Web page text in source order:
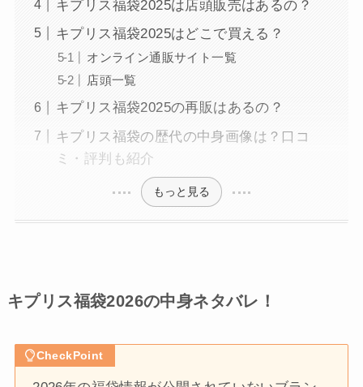
キプリス福袋2025は店頭販売はあるの？
キプリス福袋2025はどこで買える？
オンライン通販サイト一覧
店頭一覧
キプリス福袋2025の再販はあるの？
キプリス福袋の歴代の中身画像は？口コ
ミ・評判も紹介
もっと見る
キプリス福袋2026の中身ネタバレ！
CheckPoint